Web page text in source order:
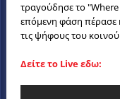
τραγούδησε το
επόμενη φάση πέρασε
τις ψήφους του
Δείτε το Live εδω: